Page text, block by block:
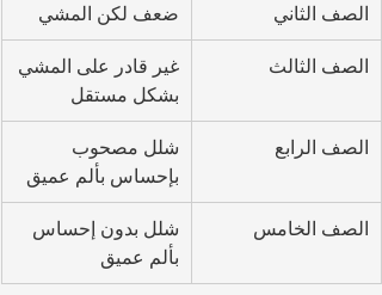
الصف الثاني ضعف لكن المشي
الصف الثالث
غير قادر على المشي
بشكل مستقل
الصف الرابع
شلل مصحوب
بإحساس بألم عميق
الصف الخامس
شلل بدون إحساس
بألم عميق